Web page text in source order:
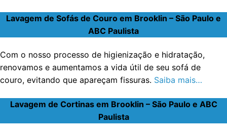
Lavagem de Sofás de Couro em Brooklin – São Paulo e
ABC Paulista
Com o nosso processo de higienização e hidratação,
renovamos e aumentamos a vida útil de seu sofá de
couro, evitando que apareçam fissuras. Saiba mais…
Lavagem de Cortinas em Brooklin – São Paulo e ABC
Paulista